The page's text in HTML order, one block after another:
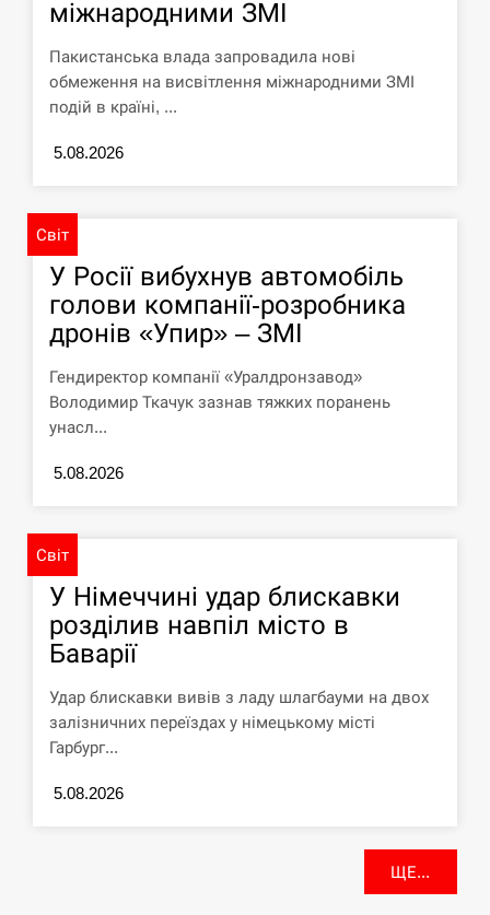
СЕРПЕНЬ
12:23
Силы обороны поразили российскую
переправу, склады и другие важные
объекты…
тисяч…
СЕРПЕНЬ
11:53
Под огнем “Эпицентр”, ROZETKA и
“Новая почта”: что известно об…
СЕРПЕНЬ
11:23
Россияне ударили “Бардеролями” по
Харькову, есть пострадавшие
ЩЕ...
міжнародними ЗМІ
Пакистанська влада запровадила нові
обмеження на висвітлення міжнародними ЗМІ
подій в країні, ...
5.08.2026
Світ
У Росії вибухнув автомобіль
голови компанії-розробника
дронів «Упир» – ЗМІ
Гендиректор компанії «Уралдронзавод»
Володимир Ткачук зазнав тяжких поранень
унасл...
5.08.2026
Світ
У Німеччині удар блискавки
розділив навпіл місто в
Баварії
Удар блискавки вивів з ладу шлагбауми на двох
залізничних переїздах у німецькому місті
Гарбург...
5.08.2026
ЩЕ...